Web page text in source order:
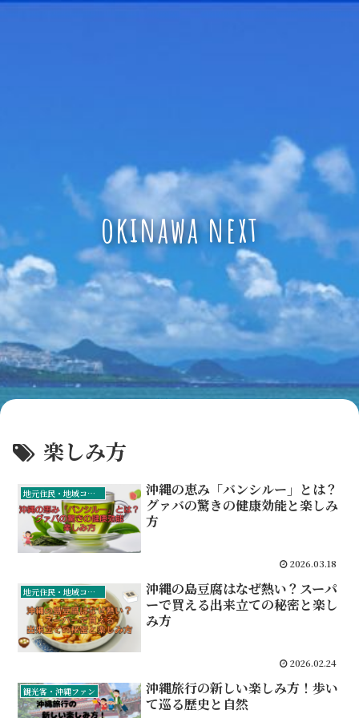
okinawa next
楽しみ方
地元住民・地域コミュニティ
沖縄の恵み「バンシルー」とは？
グァバの驚きの健康効能と楽しみ
方
2026.03.18
地元住民・地域コミュニティ
沖縄の島豆腐はなぜ熱い？スーパ
ーで買える出来立ての秘密と楽し
み方
2026.02.24
観光客・沖縄ファン
沖縄旅行の新しい楽しみ方！歩い
て巡る歴史と自然